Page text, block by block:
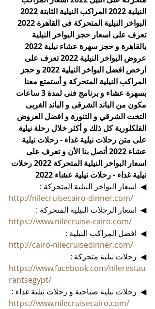
تعرف على اسعار حجز البواخر النيلية
عروض البواخر النيلية 2022 تعرف على
ارخص افضل البواخر النيلية 2022 و حجز
المراكب النيلية المتحركة و أستمتع معنا
بسهرة عشاء و برنامج فنى لمدة 3 ساعات
مكون من الباند الشرقى و الباند الغربى
التخت الشرقي و التنورة و افضل العروض
الفلكلورية كل ذلك و أكثر خلال رحلة نيلية
على متن رحلات نيلية غداء - رحلات نيلية
عشاء 2022 أتصل بنا الأن و تعرف على
اسعار البواخر النيلية المتحركة 2022 رحلات
نيلية غداء - رحلات نيلية عشاء 2022
◀  اسعار البواخر النيلية المتحركة :
http://nilecruisecairo-dinner.com/
◀  اسعار الرحلات النيلية المتحركة :
https://www.nilecruise-cairo.com/
◀  افضل المراكب النيلية :
http://cairo-nilecruisedinner.com/
◀  رحلات نيلية متحركة :
https://www.facebook.com/nilerestau
rantsegypt/
◀  رحلات نيلية صباحية و رحلات نيلية غداء :
https://www.nilecruisecairo.com/